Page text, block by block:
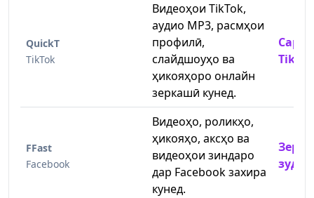
QuickT
TikTok
Видеоҳои TikTok,
аудио MP3, расмҳои
профилӣ,
слайдшоуҳо ва
ҳикояҳоро онлайн
зеркашӣ кунед.
TikTok
FFast
Facebook
Видеоҳо, роликҳо,
ҳикояҳо, аксҳо ва
видеоҳои зиндаро
дар Facebook захира
кунед.
зуди